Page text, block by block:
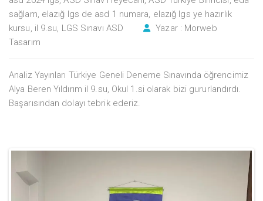
sağlam, elazığ lgs de asd 1 numara, elazığ lgs ye hazırlık
kursu, il 9.su, LGS Sınavı ASD Yazar : Morweb
Tasarım
Analiz Yayınları Türkiye Geneli Deneme Sınavında öğrencimiz
Alya Beren Yıldırım il 9.su, Okul 1.si olarak bizi gururlandırdı.
Başarısından dolayı tebrik ederiz.